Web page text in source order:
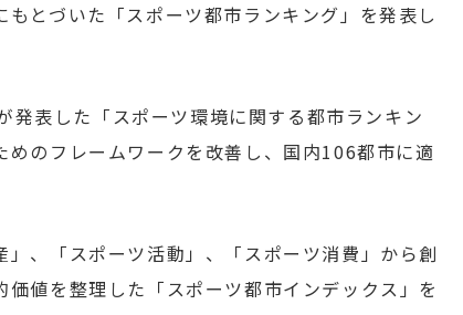
とづいた「スポーツ都市ランキング」を発表し
発表した「スポーツ環境に関する都市ランキン
めのフレームワークを改善し、国内106都市に適
、「スポーツ活動」、「スポーツ消費」から創
値を整理した「スポーツ都市インデックス」を